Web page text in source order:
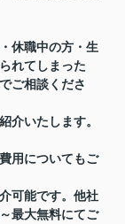
休職中の方・生
れてしまった
ご相談くださ
介いたします。
用についてもご
可能です。他社
最大無料にてご